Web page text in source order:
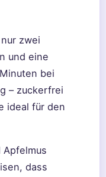
zwei
und eine
bei
– zuckerfrei
ideal für den
Apfelmus
dass